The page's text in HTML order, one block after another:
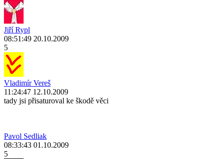
Jiří Rypl
08:51:49 20.10.2009
5
Vladimír Vereš
11:24:47 12.10.2009
tady jsi přisaturoval ke škodě věci
Pavol Sedliak
08:33:43 01.10.2009
5